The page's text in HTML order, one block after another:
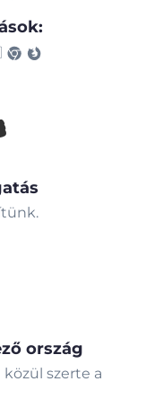
ország
közül szerte a